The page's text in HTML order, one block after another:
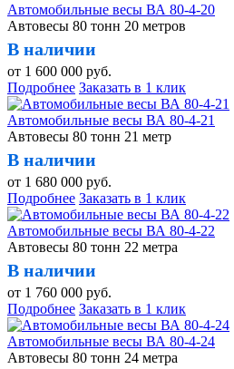
Автомобильные весы ВА 80-4-20
Автовесы 80 тонн 20 метров
В наличии
от 1 600 000 руб.
Подробнее Заказать в 1 клик
Автомобильные весы ВА 80-4-21
Автовесы 80 тонн 21 метр
В наличии
от 1 680 000 руб.
Подробнее Заказать в 1 клик
Автомобильные весы ВА 80-4-22
Автовесы 80 тонн 22 метра
В наличии
от 1 760 000 руб.
Подробнее Заказать в 1 клик
Автомобильные весы ВА 80-4-24
Автовесы 80 тонн 24 метра